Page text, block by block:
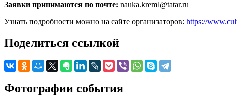
Заявки принимаются по почте: nauka.kreml@tatar.ru
Узнать подробности можно на сайте организаторов: https://
Поделиться ссылкой
Фотографии события